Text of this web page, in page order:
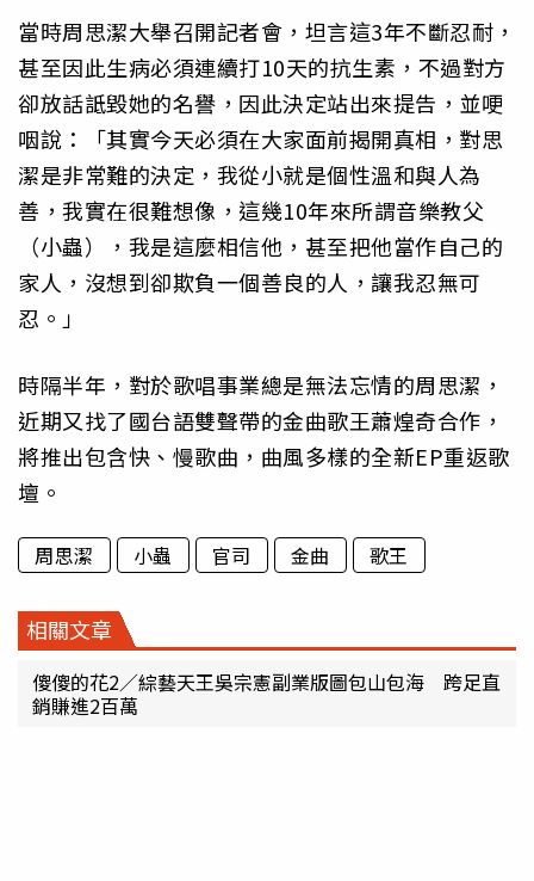
當時周思潔大舉召開記者會，坦言這3年不斷忍耐，
甚至因此生病必須連續打10天的抗生素，不過對方
卻放話詆毀她的名譽，因此決定站出來提告，並哽
咽說：「其實今天必須在大家面前揭開真相，對思
潔是非常難的決定，我從小就是個性溫和與人為
善，我實在很難想像，這幾10年來所謂音樂教父
（小蟲），我是這麼相信他，甚至把他當作自己的
家人，沒想到卻欺負一個善良的人，讓我忍無可
忍。」
時隔半年，對於歌唱事業總是無法忘情的周思潔，
近期又找了國台語雙聲帶的金曲歌王蕭煌奇合作，
將推出包含快、慢歌曲，曲風多樣的全新EP重返歌
壇。
周思潔 小蟲 官司 金曲 歌王
相關文章
傻傻的花2／綜藝天王吳宗憲副業版圖包山包海 跨足直
銷賺進2百萬